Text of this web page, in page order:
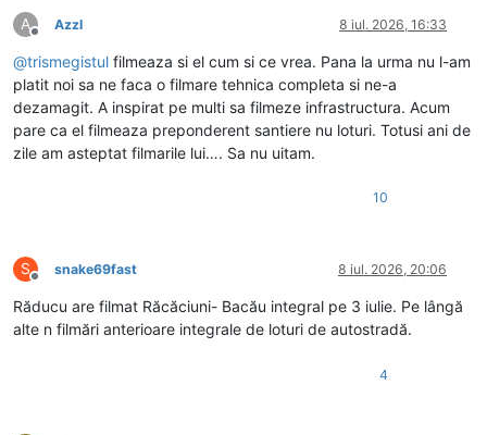
A
Deconectat
Azzl 8 iul. 2026, 16:33
@trismegistul filmeaza si el cum si ce vrea. Pana la urma nu l-am
platit noi sa ne faca o filmare tehnica completa si ne-a
dezamagit. A inspirat pe multi sa filmeze infrastructura. Acum
pare ca el filmeaza preponderent santiere nu loturi. Totusi ani de
zile am asteptat filmarile lui…. Sa nu uitam.
10
S
Deconectat
snake69fast 8 iul. 2026, 20:06
Răducu are filmat Răcăciuni- Bacău integral pe 3 iulie. Pe lângă
alte n filmări anterioare integrale de loturi de autostradă.
4